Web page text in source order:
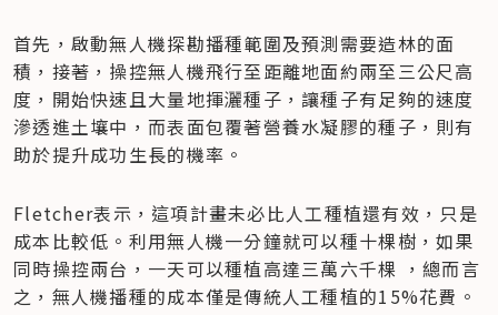
首先，啟動無人機探勘播種範圍及預測需要造林的面
積，接著，操控無人機飛行至距離地面約兩至三公尺高
度，開始快速且大量地揮灑種子，讓種子有足夠的速度
滲透進土壤中，而表面包覆著營養水凝膠的種子，則有
助於提升成功生長的機率。
Fletcher表示，這項計畫未必比人工種植還有效，只是
成本比較低。利用無人機一分鐘就可以種十棵樹，如果
同時操控兩台，一天可以種植高達三萬六千棵 ，總而言
之，無人機播種的成本僅是傳統人工種植的15%花費。